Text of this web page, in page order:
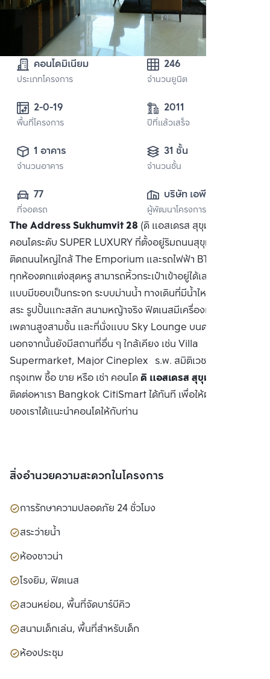
คอนโดมิเนียม
ประเภทโครงการ
246
จำนวนยูนิต
พื้นที่โครงการ
2011
ปีที่แล้วเสร็จ
1 อาคาร
จำนวนอาคาร
31 ชั้น
จำนวนชั้น
77
ที่จอดรถ
บริษัท เอพี เอ็มอี
(สุขุมวิท) จำกัด
ผู้พัฒนาโครงการ
The Address Sukhumvit 28 (ดิ แอสเดรส สุขุมวิท 28)
คอนโดระดับ SUPER LUXURY ที่ตั้งอยู่ริมถนนสุขุมวิท ในทำเล
ติดถนนใหญ่ใกล้ The Emporium และรถไฟฟ้า BTS พร้อมพงษ์
ทุกห้องตกแต่งสุดหรู สามารถหิ้วกระเป๋าเข้าอยู่ได้เลย สระว่ายน้ำ
แบบมีขอบเป็นกระจก ระบบม่านน้ำ ทางเดินที่มีน้ำไหล เตียงรอบ
สระ รูปปั้นแกะสลัก สนามหญ้าจริง ฟิตเนสมีเครื่องเล่นครบครัน
เพดานสูงสามชั้น และที่นั่งแบบ Sky Lounge บนดาดฟ้าชั้น 31
นอกจากนั้นยังมีสถานที่อื่น ๆ ใกล้เคียง เช่น Villa
Supermarket, Major Cineplex ร.พ. สมิติเวช มหาวิทยาลัย
กรุงเทพ ซื้อ ขาย หรือ เช่า คอนโดดิ แอสเดรส สุขุมวิท 28
ติดต่อหาเรา Bangkok CitiSmart ได้ทันที เพื่อให้ผู้เชี่ยวชาญ
ของเราได้แนะนำคอนโดให้กับท่าน
สิ่งอำนวยความสะดวกในโครงการ
การรักษาความปลอดภัย 24 ชั่วโมง
สระว่ายน้ำ
ห้องซาวน่า
โรงยิม, ฟิตเนส
สวนหย่อม, พื้นที่จัดบาร์บีคิว
สนามเด็กเล่น, พื้นที่สำหรับเด็ก
ห้องประชุม